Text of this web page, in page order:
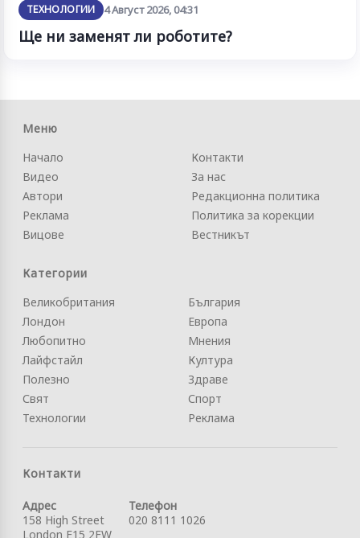
ТЕХНОЛОГИИ 4 Август 2026, 04:31
Ще ни заменят ли роботите?
Меню
Начало
Видео
Автори
Реклама
Вицове
Контакти
За нас
Редакционна политика
Политика за корекции
Вестникът
Категории
Великобритания
Лондон
Любопитно
Лайфстайл
Полезно
Свят
Технологии
България
Европа
Мнения
Култура
Здраве
Спорт
Реклама
Контакти
Адрес
158 High Street
London E15 2FW
Телефон
020 8111 1026